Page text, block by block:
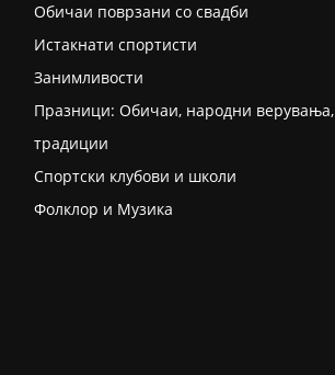
Обичаи поврзани со свадби
Истакнати спортисти
Занимливости
Празници: Обичаи, народни верувања,
традиции
Спортски клубови и школи
Фолклор и Музика